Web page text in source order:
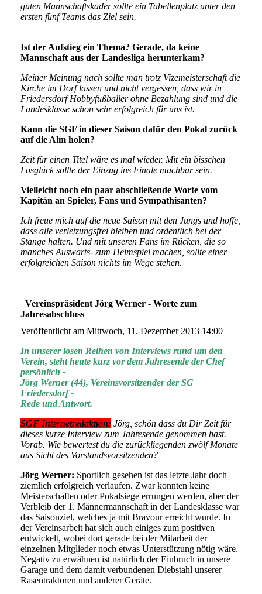
guten Mannschaftskader sollte ein Tabellenplatz unter den
ersten fünf Teams das Ziel sein.
Ist der Aufstieg ein Thema? Gerade, da keine
Mannschaft aus der Landesliga herunterkam?
Meiner Meinung nach sollte man trotz Vizemeisterschaft die
Kirche im Dorf lassen und nicht vergessen, dass wir in
Friedersdorf Hobbyfußballer ohne Bezahlung sind und die
Landesklasse schon sehr erfolgreich für uns ist.
Kann die SGF in dieser Saison dafür den Pokal zurück
auf die Alm holen?
Zeit für einen Titel wäre es mal wieder. Mit ein bisschen
Losglück sollte der Einzug ins Finale machbar sein.
Vielleicht noch ein paar abschließende Worte vom
Kapitän an Spieler, Fans und Sympathisanten?
Ich freue mich auf die neue Saison mit den Jungs und hoffe,
dass alle verletzungsfrei bleiben und ordentlich bei der
Stange halten. Und mit unseren Fans im Rücken, die so
manches Auswärts- zum Heimspiel machen, sollte einer
erfolgreichen Saison nichts im Wege stehen.
Vereinspräsident Jörg Werner - Worte zum
Jahresabschluss
Veröffentlicht am Mittwoch, 11. Dezember 2013 14:00
In unserer losen Reihen von Interviews rund um den
Verein, steht heute kurz vor dem Jahresende der Chef
persönlich -
Jörg Werner (44), Vereinsvorsitzender der SG
Friedersdorf -
Rede und Antwort.
SGF Internetredaktion: Jörg, schön dass du Dir Zeit für
dieses kurze Interview zum Jahresende genommen hast.
Vorab. Wie bewertest du die zurückliegenden zwölf Monate
aus Sicht des Vorstandsvorsitzenden?
Jörg Werner: Sportlich gesehen ist das letzte Jahr doch
ziemlich erfolgreich verlaufen. Zwar konnten keine
Meisterschaften oder Pokalsiege errungen werden, aber der
Verbleib der 1. Männermannschaft in der Landesklasse war
das Saisonziel, welches ja mit Bravour erreicht wurde. In
der Vereinsarbeit hat sich auch einiges zum positiven
entwickelt, wobei dort gerade bei der Mitarbeit der
einzelnen Mitglieder noch etwas Unterstützung nötig wäre.
Negativ zu erwähnen ist natürlich der Einbruch in unsere
Garage und dem damit verbundenen Diebstahl unserer
Rasentraktoren und anderer Geräte.